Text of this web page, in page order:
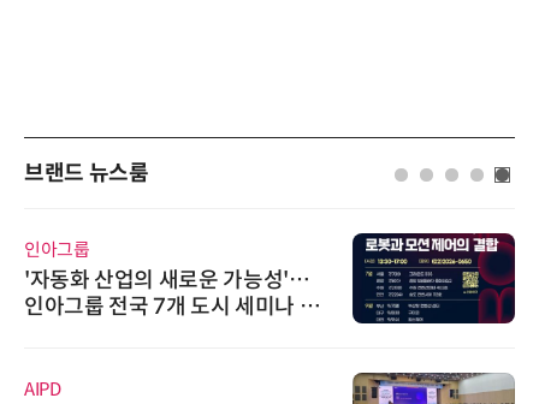
브랜드 뉴스룸
인아그룹
'자동화 산업의 새로운 가능성'…
인아그룹 전국 7개 도시 세미나 페
AIPD